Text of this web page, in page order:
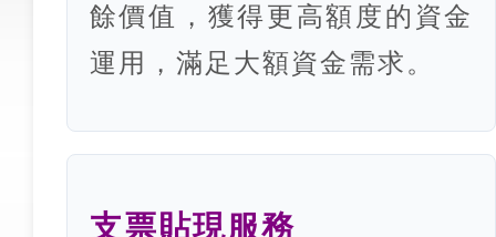
餘價值，獲得更高額度的資金
運用，滿足大額資金需求。
支票貼現服務